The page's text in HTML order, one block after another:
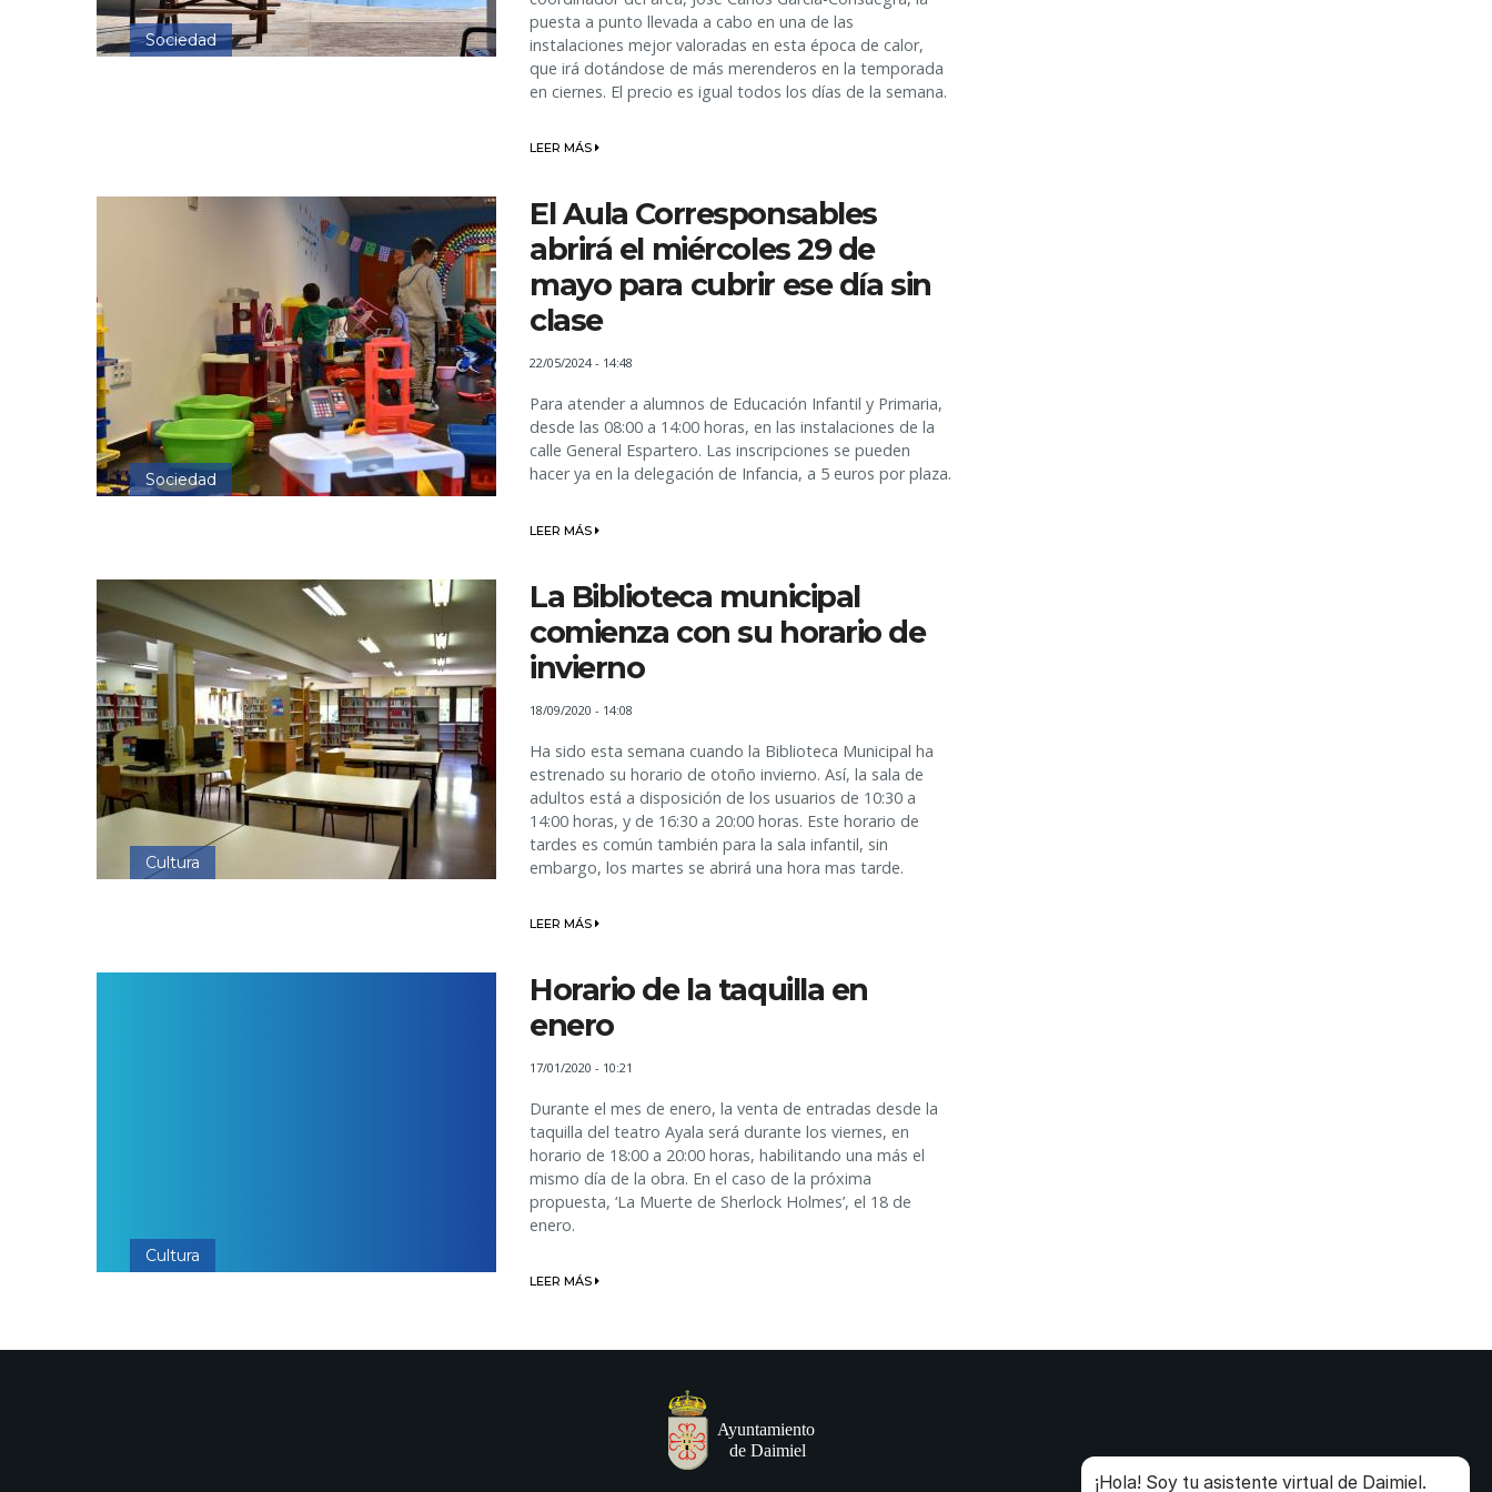
Sociedad
puesta a punto llevada a cabo en una de las
instalaciones mejor valoradas en esta época de calor,
que irá dotándose de más merenderos en la temporada
en ciernes. El precio es igual todos los días de la semana.
LEER MÁS
Sociedad
El Aula Corresponsables
abrirá el miércoles 29 de
mayo para cubrir ese día sin
clase
22/05/2024 - 14:48
Para atender a alumnos de Educación Infantil y Primaria,
desde las 08:00 a 14:00 horas, en las instalaciones de la
calle General Espartero. Las inscripciones se pueden
hacer ya en la delegación de Infancia, a 5 euros por plaza.
LEER MÁS
Cultura
La Biblioteca municipal
comienza con su horario de
invierno
18/09/2020 - 14:08
Ha sido esta semana cuando la Biblioteca Municipal ha
estrenado su horario de otoño invierno. Así, la sala de
adultos está a disposición de los usuarios de 10:30 a
14:00 horas, y de 16:30 a 20:00 horas. Este horario de
tardes es común también para la sala infantil, sin
embargo, los martes se abrirá una hora mas tarde.
LEER MÁS
Cultura
Horario de la taquilla en
enero
17/01/2020 - 10:21
Durante el mes de enero, la venta de entradas desde la
taquilla del teatro Ayala será durante los viernes, en
horario de 18:00 a 20:00 horas, habilitando una más el
mismo día de la obra. En el caso de la próxima
propuesta, ‘La Muerte de Sherlock Holmes’, el 18 de
enero.
LEER MÁS
¡Hola! Soy tu asistente virtual de Daimiel.